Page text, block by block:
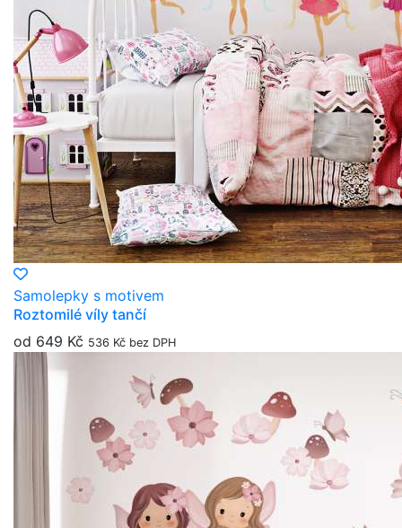
Samolepky s motivem
Roztomilé víly tančí
od 649 Kč 536 Kč bez DPH